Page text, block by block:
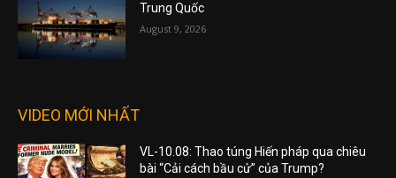
Trung Quốc
August 9, 2026
VIDEO MỚI NHẤT
VL-10.08: Thao túng Hiến pháp qua chiêu
bài “Cải cách bầu cử” của Trump?